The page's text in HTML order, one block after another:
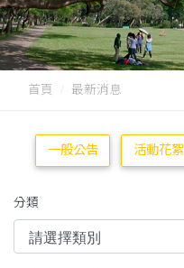
首頁 最新消息
一般公告 活動花絮
分類